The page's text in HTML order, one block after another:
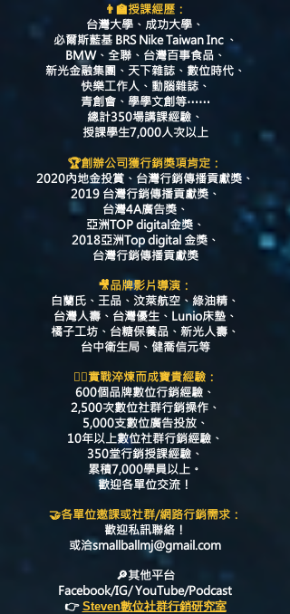
👨‍🏫授課經歷：
台灣大學、成功大學、
必爾斯藍基 BRS Nike Taiwan Inc 、
BMW、全聯、 台灣百事食品、
新光金融集團、天下雜誌、數位時代、
快樂工作人、動腦雜誌、
青創會、 學學文創等⋯⋯
總計350場講課經驗、
授課學生7,000人次以上
🏆創辦公司獲行銷獎項肯定：
2020內地金投賞、 台灣行銷傳播貢獻獎、
2019 台灣行銷傳播貢獻獎、
台灣4A廣告獎、
亞洲TOP digital金獎、
2018亞洲Top digital 金獎、
台灣行銷傳播貢獻獎
🎥品牌影片導演：
白蘭氏、王品、汶萊航空、綠油精、
台灣人壽、台灣優生、Lunio床墊、
橘子工坊、台糖保養品、新光人壽、
台中衛生局、健喬信元等
🏋️‍♂️實戰淬煉而成寶貴經驗：
600個品牌數位行銷經驗、
2,500次數位社群行銷操作、
5,000支數位廣告投放、
10年以上數位社群行銷經驗、
350堂行銷授課經驗、
累積7,000學員以上。
歡迎各單位交流！
🤝各單位邀課或社群/網路行銷需求：
歡迎私訊聯絡！
或洽smallballmj@gmail.com
🔎其他平台
Facebook/IG/ YouTube/Podcast
👉 Steven數位社群行銷研究室